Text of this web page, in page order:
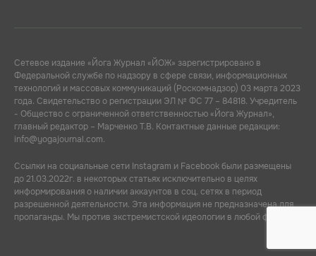
Сетевое издание «Йога Журнал «ЙОЖ» зарегистрировано в
Федеральной службе по надзору в сфере связи, информационных
технологий и массовых коммуникаций (Роскомнадзор) 03 марта 2023
года. Свидетельство о регистрации ЭЛ № ФС 77 – 84818. Учредитель
- Общество с ограниченной ответственностью «Йога Журнал»,
главный редактор – Марченко Т.В. Контактные данные редакции:
info@yogajournal.com.
Ссылки на социальные сети Instagram и Facebook были размещены
до 21.03.2022г. в некоторых статьях исключительно в целях
информирования о наличии аккаунтов в соц. сетях в период
разрешенной деятельности. Эта информация не предназначена для
пропаганды. Мы против экстремистской идеологии в любой форме.